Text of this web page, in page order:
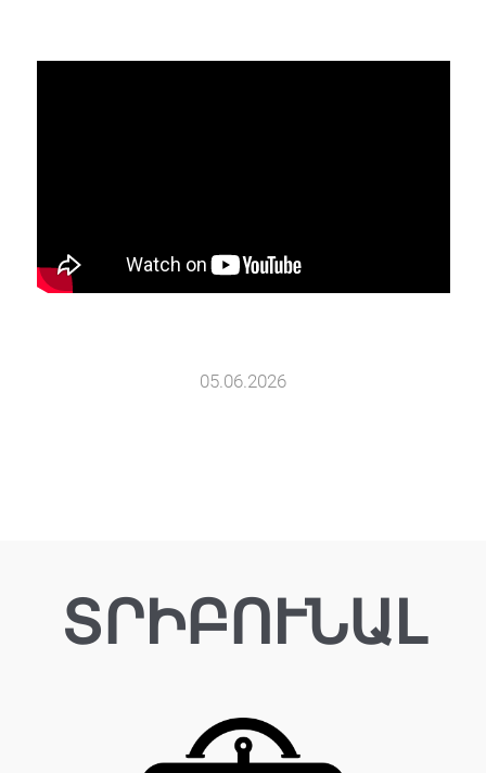
05.06.2026
ՏՐԻԲՈՒՆԱԼ